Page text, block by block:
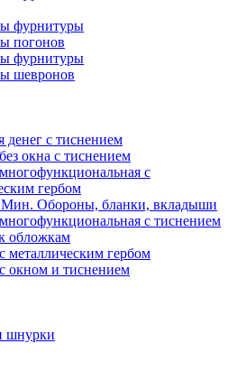
фурнитуры
погонов
фурнитуры
шевронов
денег с тиснением
окна с тиснением
с
гербом
Обороны, бланки, вкладыши
с тиснением
обложкам
металлическим гербом
окном и тиснением
шнурки